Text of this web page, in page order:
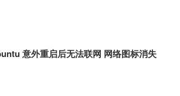
意外重启后无法联网 网络图标消失